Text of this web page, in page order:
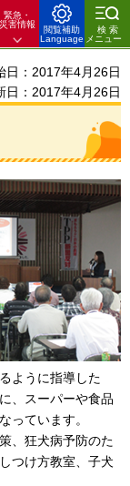
緊急・
災害情報
閲覧補助
Language
検索
メニュー
日：2017年4月26日
日：2017年4月26日
ように指導した
、スーパーや食品
っています。
、狂犬病予防のた
つけ方教室、子犬